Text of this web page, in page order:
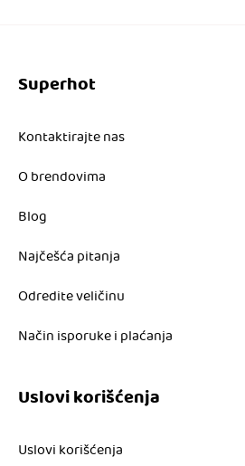
Superhot
Kontaktirajte nas
O brendovima
Blog
Najčešća pitanja
Odredite veličinu
Način isporuke i plaćanja
Uslovi korišćenja
Uslovi korišćenja